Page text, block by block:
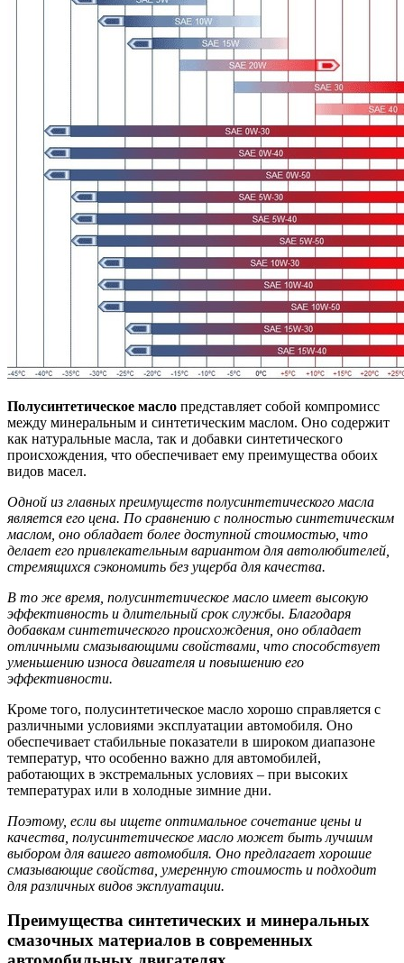
Полусинтетическое масло представляет собой компромисс
между минеральным и синтетическим маслом. Оно содержит
как натуральные масла, так и добавки синтетического
происхождения, что обеспечивает ему преимущества обоих
видов масел.
Одной из главных преимуществ полусинтетического масла
является его цена. По сравнению с полностью синтетическим
маслом, оно обладает более доступной стоимостью, что
делает его привлекательным вариантом для автолюбителей,
стремящихся сэкономить без ущерба для качества.
В то же время, полусинтетическое масло имеет высокую
эффективность и длительный срок службы. Благодаря
добавкам синтетического происхождения, оно обладает
отличными смазывающими свойствами, что способствует
уменьшению износа двигателя и повышению его
эффективности.
Кроме того, полусинтетическое масло хорошо справляется с
различными условиями эксплуатации автомобиля. Оно
обеспечивает стабильные показатели в широком диапазоне
температур, что особенно важно для автомобилей,
работающих в экстремальных условиях – при высоких
температурах или в холодные зимние дни.
Поэтому, если вы ищете оптимальное сочетание цены и
качества, полусинтетическое масло может быть лучшим
выбором для вашего автомобиля. Оно предлагает хорошие
смазывающие свойства, умеренную стоимость и подходит
для различных видов эксплуатации.
Преимущества синтетических и минеральных
смазочных материалов в современных